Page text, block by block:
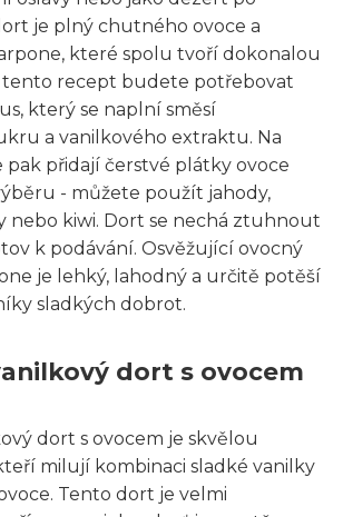
je plný chutného ovoce a
které spolu tvoří dokonalou
tento recept budete potřebovat
který se naplní směsí
a vanilkového extraktu. Na
přidají čerstvé plátky ovoce
- můžete použít jahody,
nebo kiwi. Dort se nechá ztuhnout
k podávání. Osvěžující ovocný
je lehký, lahodný a určitě potěší
sladkých dobrot.
dort s ovocem
dort s ovocem je skvělou
milují kombinaci sladké vanilky
Tento dort je velmi